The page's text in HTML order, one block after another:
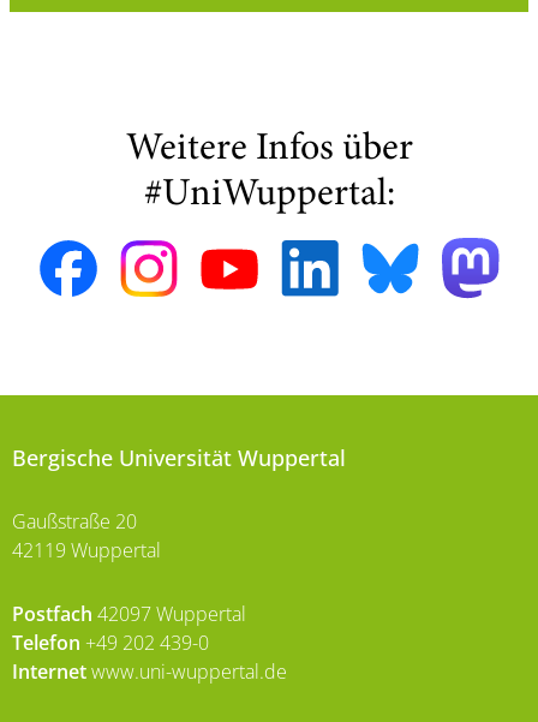
Weitere Infos über
#UniWuppertal:
Bergische Universität Wuppertal
Gaußstraße 20
42119 Wuppertal
Postfach 42097 Wuppertal
Telefon +49 202 439-0
Internetwww.uni-wuppertal.de